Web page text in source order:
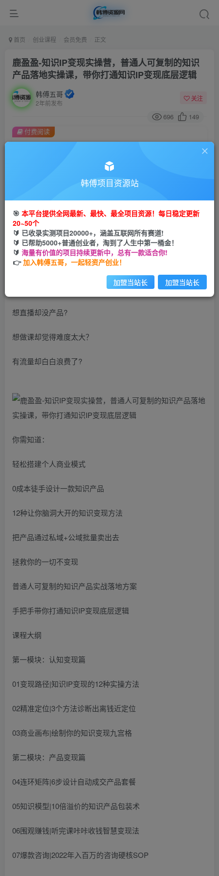
首页 创业课程 会员免费 正文
鹿盈盈-知识IP变现实操营，​普通人可复制的知识
产品落地实操课，​带你打通知识IP变现底层逻辑
韩傅五哥
2年前发布
关注
696 149
金币9.9金币99
立即购买
您当前未登录！建议登陆后购买，可保存购买订单
付费阅读
想创业却没有足够资金?
想直播却没产品?
想做课却觉得难度太大？
有流量却白白浪费了?
你需知道：
轻松搭建个人商业模式
0成本徒手设计一款知识产品
12种让你脑洞大开的知识变现方法
把产品通过私域+公域批量卖出去
拯救你的一切不变现
普通人可复制的知识产品实战落地方案
手把手带你打通知识IP变现底层逻辑
课程大纲
第一模块：认知变现篇
01变现路径|知识IP变现的12种实操方法
02精准定位|3个方法诊断出离钱近定位
03商业画布|绘制你的知识变现九宫格
第二模块：产品变现篇
04连环矩阵|6步设计自动成交产品套餐
05知识模型|10倍溢价的知识产品包装术
06围观赚钱|听完课咔咔收钱智慧变现法
07爆款咨询|2022年入百万的咨询硬核SOP
韩傅项目资源站
🎯 本平台提供全网最新、最快、最全项目资源！每日稳定更新
20~50个
🔰 已收录实测项目20000+，涵盖互联网所有赛道!
🔰 已帮助5000+普通创业者，淘到了人生中第一桶金！
🔰 海量有价值的项目持续更新中，总有一款适合你!
👉加入韩傅五哥，一起轻资产创业！
加盟当站长 加盟当站长